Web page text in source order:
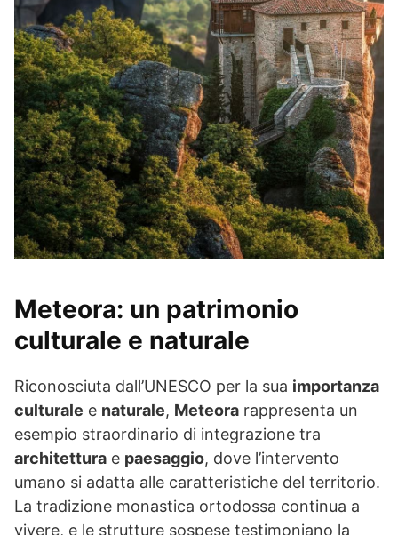
Meteora: un patrimonio
culturale e naturale
Riconosciuta dall’UNESCO per la sua importanza
culturale e naturale, Meteora rappresenta un
esempio straordinario di integrazione tra
architettura e paesaggio, dove l’intervento
umano si adatta alle caratteristiche del territorio.
La tradizione monastica ortodossa continua a
vivere, e le strutture sospese testimoniano la